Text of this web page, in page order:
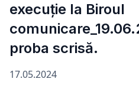
execuție la Biroul
proba scrisă.
17.05.2024